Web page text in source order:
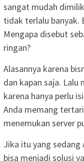
sangat mudah
tidak terlalu banyak.
Mengapa disebut
ringan?
Alasannya karena
dan kapan saja.
karena hanya perlu
Anda memang
menemukan server
Jika itu yang sedang
bisa menjadi solusi